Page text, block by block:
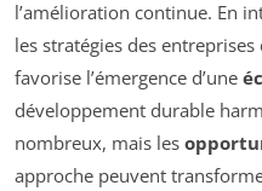
l’amélioration continue. En
les stratégies des
favorise l’émergence d’une
développement durable
nombreux, mais les
approche peuvent